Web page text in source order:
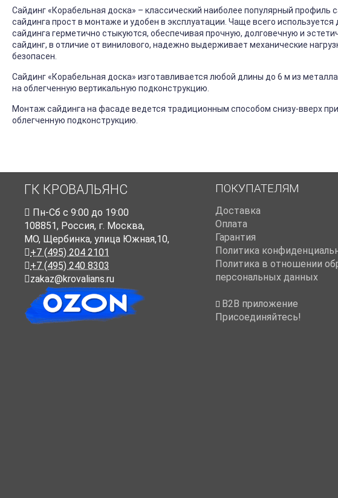
Сайдинг «Корабельная доска» – классический наиболее популярный профиль
сайдинга прост в монтаже и удобен в эксплуатации. Чаще всего
сайдинга герметично стыкуются, обеспечивая прочную, долговечную и
сайдинг, в отличие от винилового, надежно выдерживает механические
безопасен.
Сайдинг «Корабельная доска» изготавливается любой длины до 6 м из
на облегченную вертикальную подконструкцию.
Монтаж сайдинга на фасаде ведется традиционным способом снизу-вверх
облегченную подконструкцию.
ГК КРОВАЛЬЯНС
Пн-Cб с 9:00 до 19:00
108851, Россия, г. Москва,
МО, Щербинка, улица Южная,10,
+7 (495) 204 2101
+7 (495) 240 8303
zakaz@krovalians.ru
ПОКУПАТЕЛЯМ
Доставка
Оплата
Гарантия
Политика
Политика в отношении
персональных данных
B2B приложение
Присоединяйтесь!